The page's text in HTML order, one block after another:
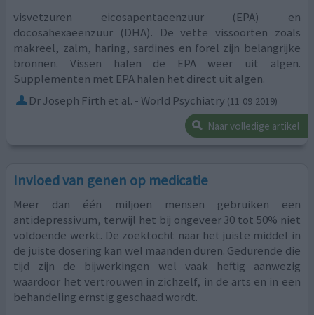
visvetzuren eicosapentaeenzuur (EPA) en
docosahexaeenzuur (DHA). De vette vissoorten zoals
makreel, zalm, haring, sardines en forel zijn belangrijke
bronnen. Vissen halen de EPA weer uit algen.
Supplementen met EPA halen het direct uit algen.
Dr Joseph Firth et al. - World Psychiatry (11-09-2019)
Naar volledige artikel
Invloed van genen op medicatie
Meer dan één miljoen mensen gebruiken een
antidepressivum, terwijl het bij ongeveer 30 tot 50% niet
voldoende werkt. De zoektocht naar het juiste middel in
de juiste dosering kan wel maanden duren. Gedurende die
tijd zijn de bijwerkingen wel vaak heftig aanwezig
waardoor het vertrouwen in zichzelf, in de arts en in een
behandeling ernstig geschaad wordt.